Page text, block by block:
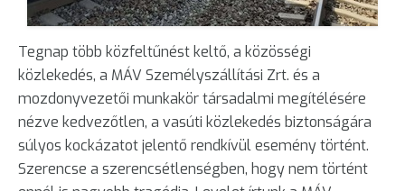
Tegnap több közfeltűnést keltő, a közösségi
közlekedés, a MÁV Személyszállítási Zrt. és a
mozdonyvezetői munkakör társadalmi megítélésére
nézve kedvezőtlen, a vasúti közlekedés biztonságára
súlyos kockázatot jelentő rendkívül esemény történt.
Szerencse a szerencsétlenségben, hogy nem történt